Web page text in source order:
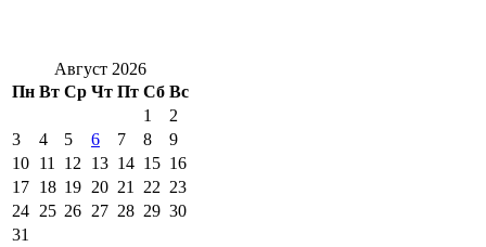
Август 2026
Пн Вт Ср Чт Пт Сб Вс
1
2
3
4 5 6 7 8
9
10 11 12 13 14 15 16
17 18 19 20 21 22 23
24 25 26 27 28 29 30
31